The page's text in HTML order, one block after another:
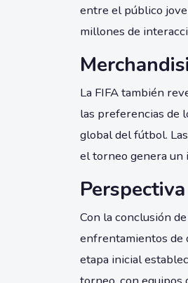
entre el público
millones de
La FIFA también
las preferencias de
global del fútbol.
el torneo genera un
Con la conclusión
enfrentamientos de
etapa inicial